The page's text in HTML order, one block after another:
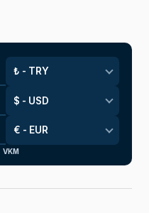
VKM